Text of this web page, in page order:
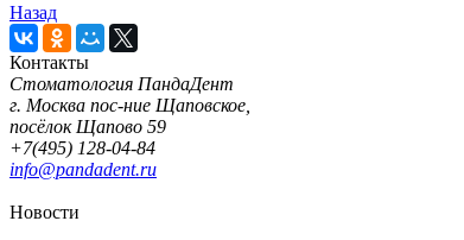
Назад
Контакты
Стоматология ПандаДент
г. Москва пос-ние Щаповское,
посёлок Щапово 59
+7(495) 128-04-84
info@pandadent.ru
Новости